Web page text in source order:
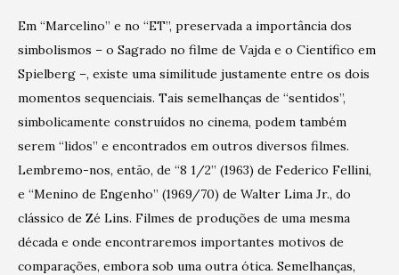
Em “Marcelino” e no “ET”, preservada a importância dos
simbolismos – o Sagrado no filme de Vajda e o Científico em
Spielberg –, existe uma similitude justamente entre os dois
momentos sequenciais. Tais semelhanças de “sentidos”,
simbolicamente construídos no cinema, podem também
serem “lidos” e encontrados em outros diversos filmes.
Lembremo-nos, então, de “8 1/2” (1963) de Federico Fellini,
e “Menino de Engenho” (1969/70) de Walter Lima Jr., do
clássico de Zé Lins. Filmes de produções de uma mesma
década e onde encontraremos importantes motivos de
comparações, embora sob uma outra ótica. Semelhanças,